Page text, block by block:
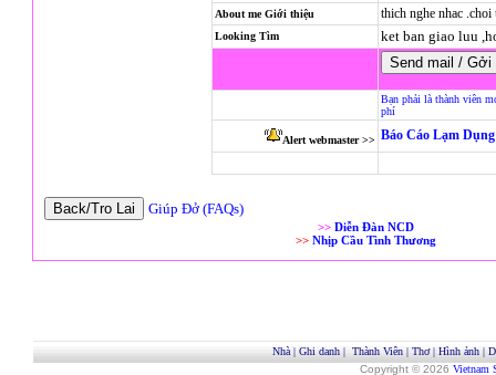
About me Giới thiệu thich nghe nhac
Looking Tìm ket ban giao luu
Bạn phải là thành viên
phí
Alert webmaster >> Báo Cáo Lạm
Giúp Đở (FAQs)
>> Diễn Đàn NCD
>> Nhịp Cầu Tình Thương
Nhà| Ghi danh| Thành Viên| Thơ| Hình ảnh|
Copyright © 2026 Vietnam